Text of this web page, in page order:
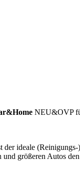
NEU&OVP
ideale (Reinigungs-
größeren Autos